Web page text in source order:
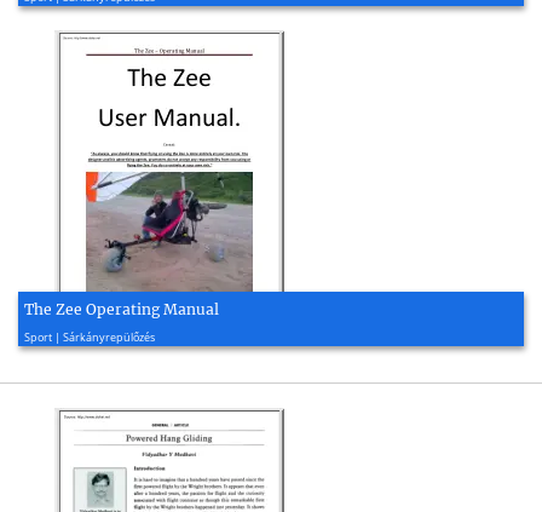
The Zee Operating Manual
Sport | Sárkányrepülőzés
2013, 14 oldal